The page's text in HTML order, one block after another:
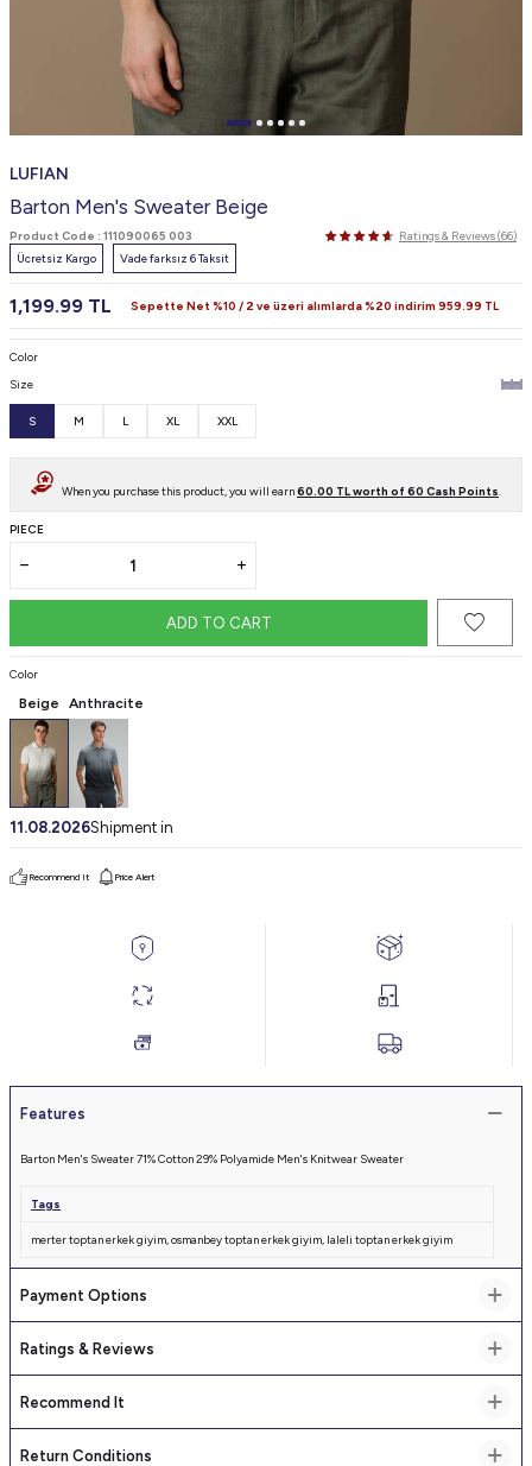
LUFIAN
Barton Men's Sweater Beige
Product Code : 111090065 003
Ratings & Reviews (66)
Ücretsiz Kargo
Vade farksız 6 Taksit
1,199.99 TL Sepette Net %10 / 2 ve üzeri alımlarda %20 indirim 959.99 TL
Color
Size
S M L XL XXL
When you purchase this product, you will earn60.00 TL worth of60 Cash Points
PIECE
ADD TO CART
Color
Beige Anthracite
11.08.2026Shipment in
Recommend It Price Alert
Features
Barton Men's Sweater 71% Cotton 29% Polyamide Men's Knitwear Sweater
Tags
merter toptan erkek giyim osmanbey toptan erkek giyim laleli toptan erkek giyim
Payment Options
Ratings & Reviews
Recommend It
Return Conditions